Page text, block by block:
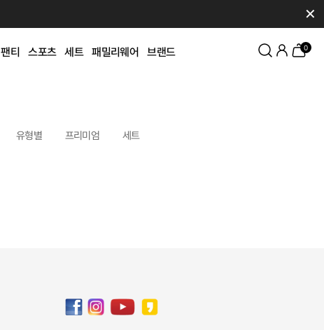
✕
팬티 스포츠 세트 패밀리웨어 브랜드 0
유형별 프리미엄 세트